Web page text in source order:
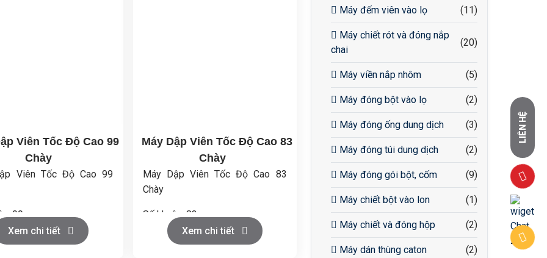
Viên Tốc Độ Cao 99
Chày
Viên Tốc Độ Cao 99
99
tối đa của viên nén
Xem chi tiết
Máy Dập Viên Tốc Độ Cao 83
Chày
Máy Dập Viên Tốc Độ Cao 83
Chày
Số khuôn: 83
Đường kính tối đa của viên nén
(mm): 13
Xem chi tiết
Máy đếm viên vào lọ (11)
Máy chiết rót và đóng nắp
chai
(20)
Máy viền nắp nhôm (5)
Máy đóng bột vào lọ (2)
Máy đóng ống dung dịch (3)
Máy đóng túi dung dịch (2)
Máy đóng gói bột, cốm (9)
Máy chiết bột vào lon (1)
Máy chiết và đóng hộp (2)
Máy dán thùng caton (2)
LIÊN HỆ